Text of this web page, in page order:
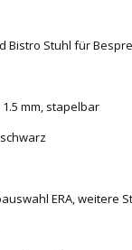
Bistro Stuhl für
mm, stapelbar
ERA, weitere